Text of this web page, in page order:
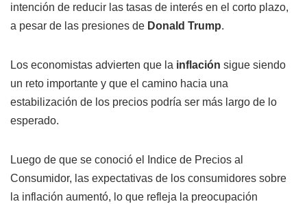
intención de reducir las tasas de interés en el corto plazo,
a pesar de las presiones de Donald Trump.
Los economistas advierten que la inflación sigue siendo
un reto importante y que el camino hacia una
estabilización de los precios podría ser más largo de lo
esperado.
Luego de que se conoció el Indice de Precios al
Consumidor, las expectativas de los consumidores sobre
la inflación aumentó, lo que refleja la preocupación